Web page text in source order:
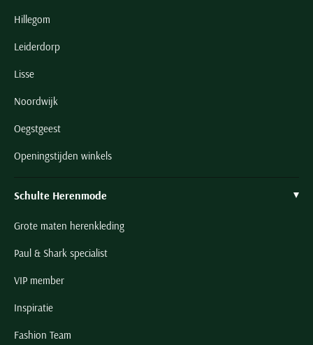
Hillegom
Leiderdorp
Lisse
Noordwijk
Oegstgeest
Openingstijden winkels
Schulte Herenmode
Grote maten herenkleding
Paul & Shark specialist
VIP member
Inspiratie
Fashion Team